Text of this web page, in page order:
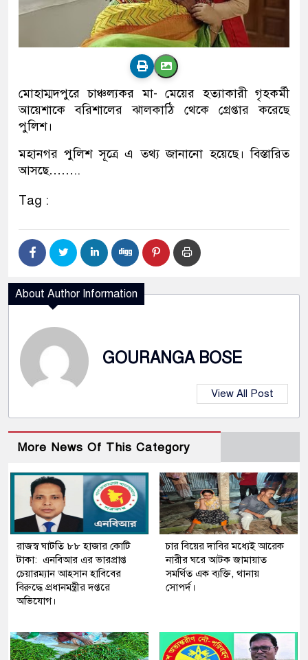
মোহাম্মদপুরে চাঞ্চল্যকর মা- মেয়ের হত্যাকারী গৃহকর্মী
আয়েশাকে বরিশালের ঝালকাঠি থেকে গ্রেপ্তার করেছে
পুলিশ।
মহানগর পুলিশ সূত্রে এ তথ্য জানানো হয়েছে। বিস্তারিত
আসছে……..
Tag :
About Author Information
GOURANGA BOSE
View All Post
More News Of This Category
রাজস্ব ঘাটতি ৮৮ হাজার কোটি
টাকা: এনবিআর এর ভারপ্রাপ্ত
চেয়ারম্যান আহসান হাবিবের
বিরুদ্ধে প্রধানমন্ত্রীর দপ্তরে
অভিযোগ।
চার বিয়ের দাবির মধ্যেই আরেক
নারীর ঘরে আটক জামায়াত
সমর্থিত এক ব্যক্তি, থানায়
সোপর্দ।